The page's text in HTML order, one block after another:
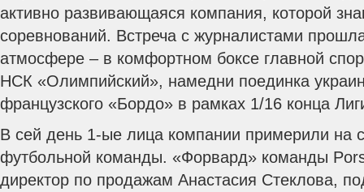
активно развивающаяся компания, которой
соревнований. Встреча с журналистами
атмосфере – в комфортном боксе главной
НСК «Олимпийский», намедни поединка
французского «Бордо» в рамках 1/16 конца
В сей день 1-ые лица компании примерили на
футбольной команды. «Форвард» команды
директор по продажам Анастасия Стеклова,